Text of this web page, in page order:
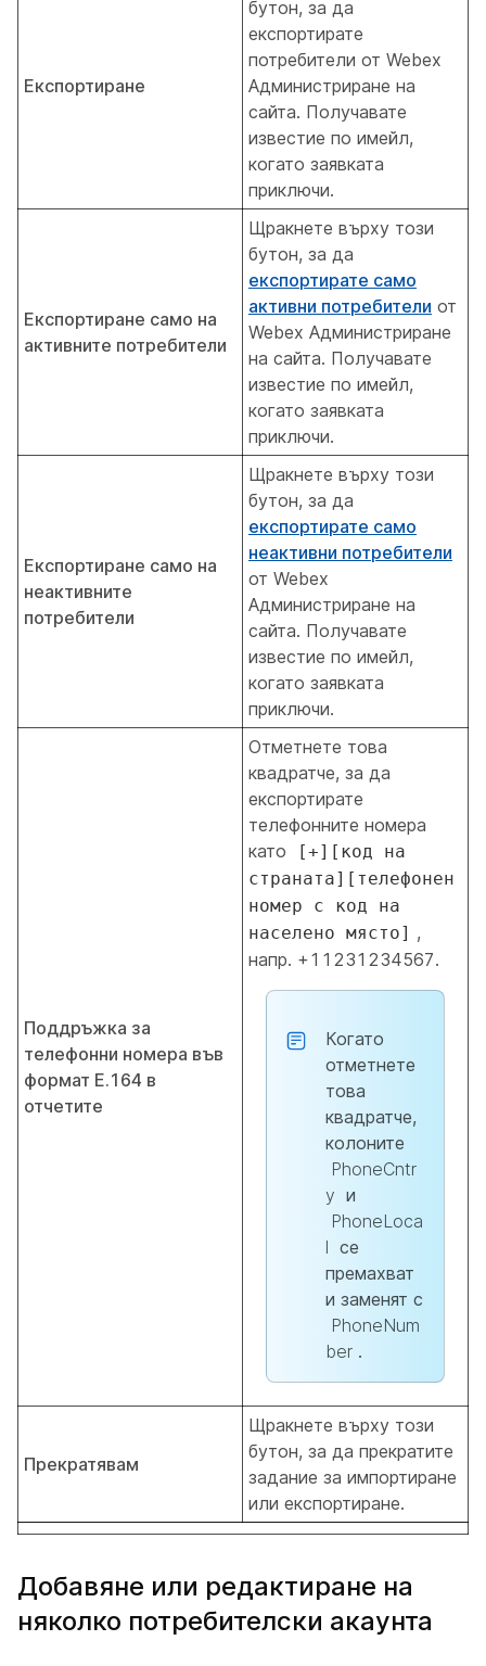
Експортиране
бутон, за да
експортирате
потребители от Webex
Администриране на
сайта. Получавате
известие по имейл,
когато заявката
приключи.
Експортиране само на
активните потребители
Щракнете върху този
бутон, за да
експортирате само
активни потребители от
Webex Администриране
на сайта. Получавате
известие по имейл,
когато заявката
приключи.
Експортиране само на
неактивните
потребители
Щракнете върху този
бутон, за да
експортирате само
неактивни потребители
от Webex
Администриране на
сайта. Получавате
известие по имейл,
когато заявката
приключи.
Поддръжка за
телефонни номера във
формат E.164 в
отчетите
Отметнете това
квадратче, за да
експортирате
телефонните номера
като
[+][код на
страната][телефонен
номер с код на
населено място] ,
напр. +11231234567.
Когато
отметнете
това
квадратче,
колоните
PhoneCntr
y и
PhoneLoca
l се
премахват
и заменят с
PhoneNum
ber .
Прекратявам
Щракнете върху този
бутон, за да прекратите
задание за импортиране
или експортиране.
Добавяне или редактиране на
няколко потребителски акаунта